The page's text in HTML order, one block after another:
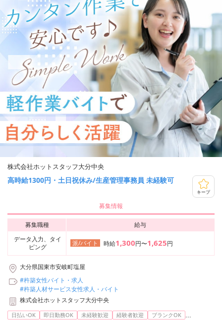
株式会社ホットスタッフ大分中央
高時給1300円・土日祝休み/生産管理事務員 未経験可
キープ
募集情報
募集職種
給与
データ入力、タイ
ピング
派/バイト 時給1,300円〜1,625円
大分県国東市安岐町塩屋
#杵築女性バイト・求人
#杵築人材サービス女性求人・バイト
株式会社ホットスタッフ大分中央
日払いOK 即日勤務OK 未経験歓迎 経験者歓迎 ブランクOK ...